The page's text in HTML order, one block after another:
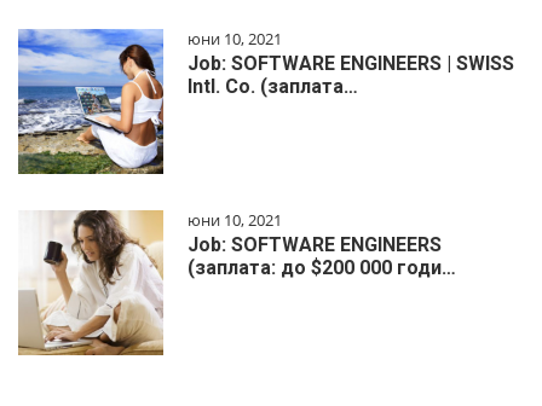
юни 10, 2021
Job: SOFTWARE ENGINEERS | SWISS
Intl. Co. (заплата…
юни 10, 2021
Job: SOFTWARE ENGINEERS
(заплата: до $200 000 годи…